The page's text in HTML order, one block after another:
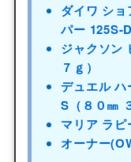
ダイワ ショ
パー 125S-
ジャクソン
７ｇ）
デュエル ハ
S（８０㎜
マリア ラピ
オーナー